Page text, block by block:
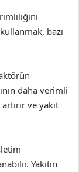
bazı
daha verimli
ve yakıt
Yakıtın